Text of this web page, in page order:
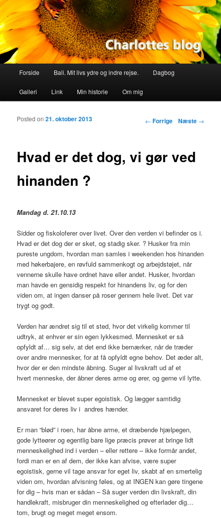
Fortsæt til primært indhold
Fortsæt til sekundært indhold
Forside Bali. Mit livs ydre og indre rejse. Dagbog
Galleri Link Min historie Om mig
Indlægs navigation ← Forrige Næste →
Hvad er det dog, vi gør ved
hinanden ?
Posted on21. oktober 2013
Mandag d. 21.10.13
Sidder og fiskoloferer over livet. Over den verden vi befinder os i.
Hvad er det dog der er sket, og stadig sker. ? Husker fra min
pureste ungdom, hvordan man samles i weekenden hos hinanden
med høkerbajere, en røvfuld sammenkogt og arbejdstøjet, når
vennerne skulle have ordnet have eller andet. Husker, hvordan
man havde en gensidig respekt for hinandens liv, og for den
viden om, at ingen danser på roser gennem hele livet. Det var
trygt og godt.
Verden har ændret sig til et sted, hvor det virkelig kommer til
udtryk, at enhver er sin egen lykkesmed. Mennesket er så
opfyldt af… sig selv, at det end ikke bemærker, når de træder
over andre mennesker, for at få opfyldt egne behov. Det æder alt,
hvor der er den mindste åbning. Suger al livskraft ud af et
hvert menneske, der åbner deres arme og ører, og gerne vil lytte.
Mennesket er blevet super egoistisk. Og lægger samtidig
ansvaret for deres liv i andres hænder.
Er man “blød” i roen, har åbne arme, et dræbende hjælpegen,
gode lytteører og egentlig bare lige præcis prøver at bringe lidt
menneskelighed ind i verden – eller rettere – ikke formår andet,
fordi man er en af dem, der ikke kan afvise, være super
egoistisk, gerne vil tage ansvar for eget liv, skabt af en smertelig
viden om, hvordan afvisning føles, og at INGEN kan gøre tingene
for dig – hvis man er sådan – Så suger verden din livskraft, din
handlekraft, misbruger din menneskelighed og efterlader dig…
tom, brugt og meget meget ensom.